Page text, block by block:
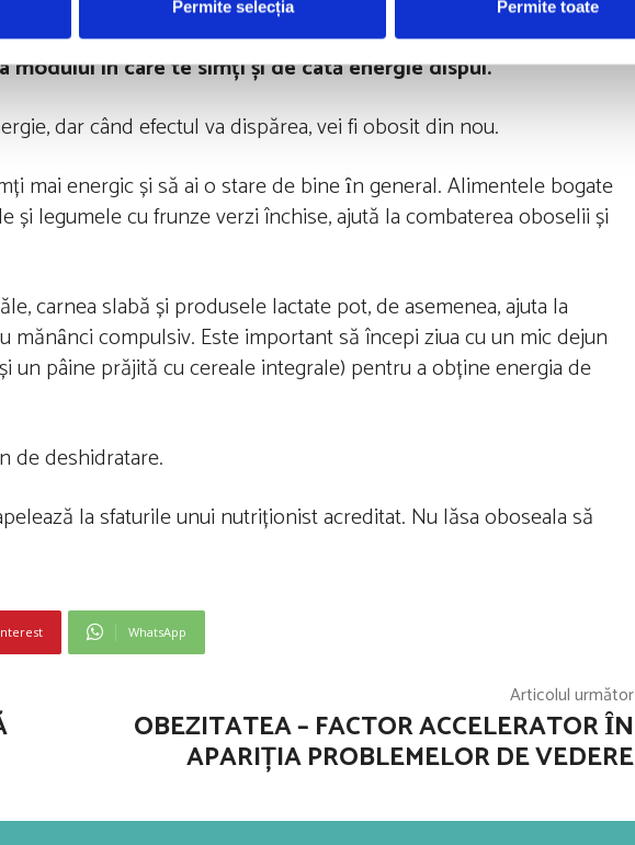
Permite selecția Permite toate
modului în care te simțiși de câtă energie dispui.
dar când efectul va dispărea, vei fi obosit din nou.
mai energic și să ai o stare de bine ȋn general. Alimentele bogate
și legumele cu frunze verzi închise, ajută la combaterea oboselii și
carnea slabă și produsele lactate pot, de asemenea, ajuta la
compulsiv. Este important să începi ziua cu un mic dejun
pâine prăjită cu cereale integrale) pentru a obține energia de
de deshidratare.
la sfaturile unui nutriționist acreditat. Nu lăsa oboseala să
WhatsApp
Articolul următor
OBEZITATEA – FACTOR ACCELERATOR ȊN
APARIȚIA PROBLEMELOR DE VEDERE